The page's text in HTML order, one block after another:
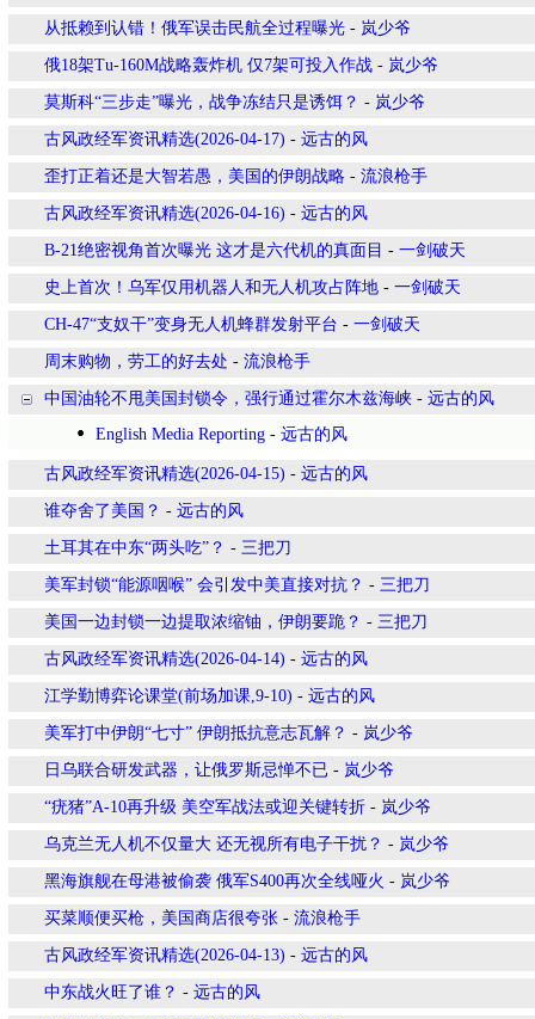
从抵赖到认错！俄军误击民航全过程曝光 - 岚少爷
俄18架Tu-160M战略轰炸机 仅7架可投入作战 - 岚少爷
莫斯科“三步走”曝光，战争冻结只是诱饵？ - 岚少爷
古风政经军资讯精选(2026-04-17) - 远古的风
歪打正着还是大智若愚，美国的伊朗战略 - 流浪枪手
古风政经军资讯精选(2026-04-16) - 远古的风
B-21绝密视角首次曝光 这才是六代机的真面目 - 一剑破天
史上首次！乌军仅用机器人和无人机攻占阵地 - 一剑破天
CH-47“支奴干”变身无人机蜂群发射平台 - 一剑破天
周末购物，劳工的好去处 - 流浪枪手
中国油轮不甩美国封锁令，强行通过霍尔木兹海峡 - 远古的风
English Media Reporting - 远古的风
古风政经军资讯精选(2026-04-15) - 远古的风
谁夺舍了美国？ - 远古的风
土耳其在中东“两头吃”？ - 三把刀
美军封锁“能源咽喉” 会引发中美直接对抗？ - 三把刀
美国一边封锁一边提取浓缩铀，伊朗要跪？ - 三把刀
古风政经军资讯精选(2026-04-14) - 远古的风
江学勤博弈论课堂(前场加课,9-10) - 远古的风
美军打中伊朗“七寸” 伊朗抵抗意志瓦解？ - 岚少爷
日乌联合研发武器，让俄罗斯忌惮不已 - 岚少爷
“疣猪”A-10再升级 美空军战法或迎关键转折 - 岚少爷
乌克兰无人机不仅量大 还无视所有电子干扰？ - 岚少爷
黑海旗舰在母港被偷袭 俄军S400再次全线哑火 - 岚少爷
买菜顺便买枪，美国商店很夸张 - 流浪枪手
古风政经军资讯精选(2026-04-13) - 远古的风
中东战火旺了谁？ - 远古的风